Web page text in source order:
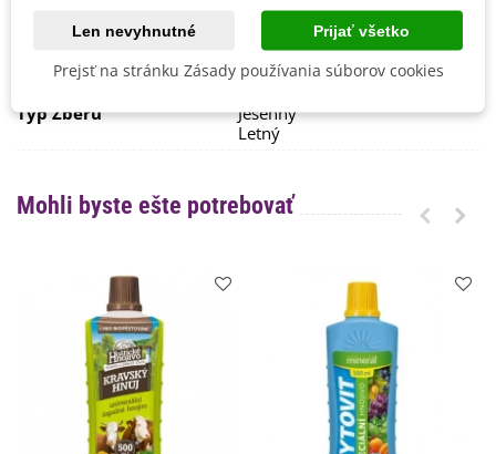
September
Skorosť Odrody
Poloskorá
BIO Kvalita
Nie
Typ Zberu
Jesenný
Letný
Mohli byste ešte potrebovať
Len nevyhnutné Prijať všetko
Prejsť na stránku Zásady používania súborov cookies